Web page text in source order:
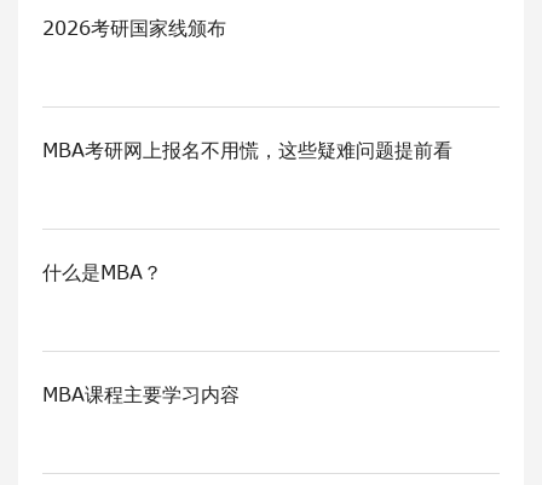
2026考研国家线颁布
MBA考研网上报名不用慌，这些疑难问题提前看
什么是MBA？
MBA课程主要学习内容